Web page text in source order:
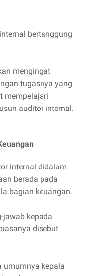
bertanggung
mengingat
tugasnya yang
mempelajari
auditor internal.
internal didalam
berada pada
bagian keuangan.
jawab kepada
disebut
umumnya kepala